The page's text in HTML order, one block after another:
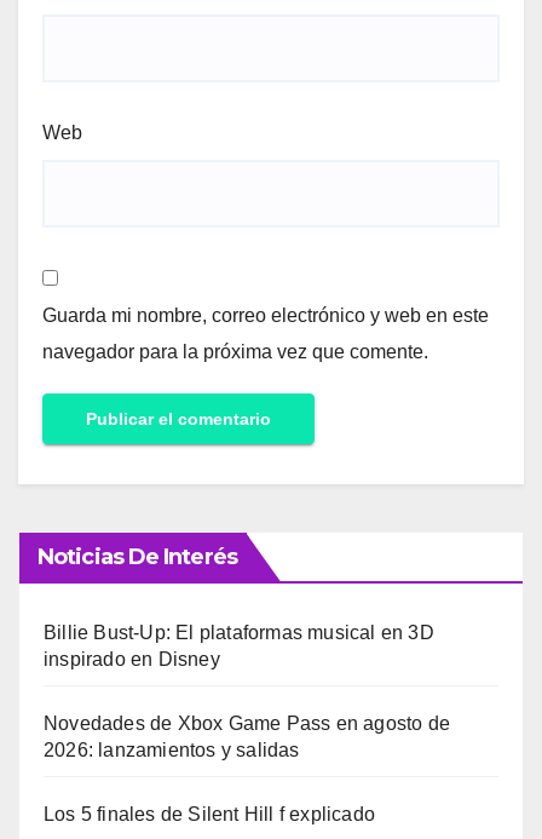
Web
Guarda mi nombre, correo electrónico y web en este
navegador para la próxima vez que comente.
Noticias De Interés
Billie Bust-Up: El plataformas musical en 3D
inspirado en Disney
Novedades de Xbox Game Pass en agosto de
2026: lanzamientos y salidas
Los 5 finales de Silent Hill f explicado